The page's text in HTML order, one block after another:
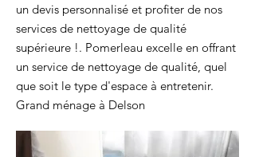
un devis personnalisé et profiter de nos
services de nettoyage de qualité
supérieure !. Pomerleau excelle en offrant
un service de nettoyage de qualité, quel
que soit le type d'espace à entretenir.
Grand ménage à Delson